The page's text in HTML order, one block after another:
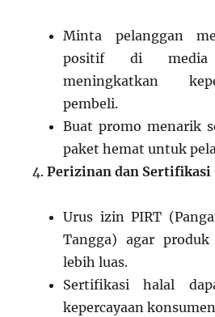
Minta pelanggan
positif di
meningkatkan
pembeli.
Buat promo menarik
paket hemat untuk
Perizinan dan Sertifikasi
Urus izin PIRT
Tangga) agar
lebih luas.
Sertifikasi halal
kepercayaan